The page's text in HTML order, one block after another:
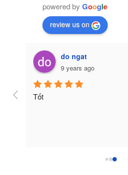
powered by Google
review us on
do ngat
9 years ago
Tốt